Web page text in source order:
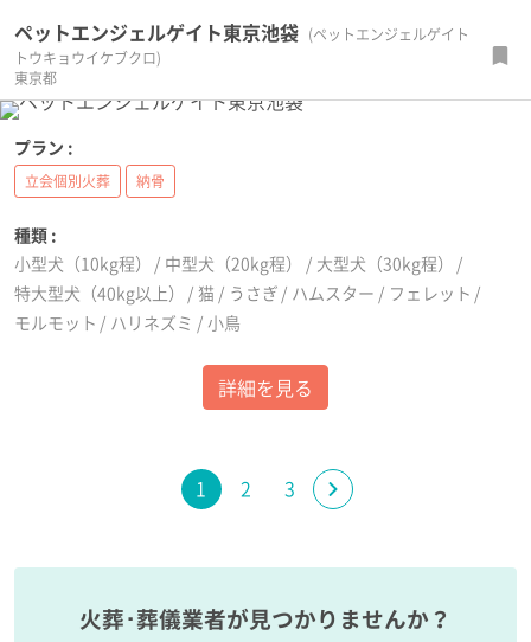
ペットエンジェルゲイト東京池袋 (ペットエンジェルゲイト
トウキョウイケブクロ)
東京都
プラン :
立会個別火葬 納骨
種類 :
小型犬（10kg程）
中型犬（20kg程）
大型犬（30kg程）
特大型犬（40kg以上）
猫 うさぎ ハムスター
フェレット
モルモット
ハリネズミ 小鳥
詳細を見る
1 2 3
火葬･葬儀業者が見つかりませんか？